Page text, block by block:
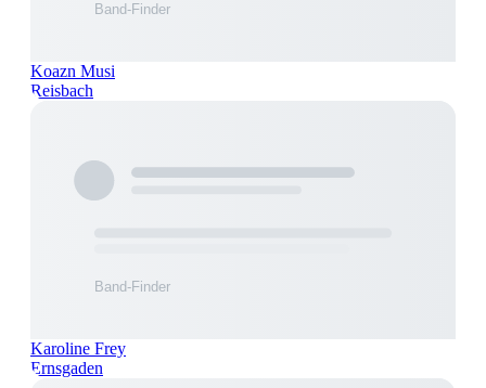
Koazn Musi
Reisbach
Karoline Frey
Ernsgaden